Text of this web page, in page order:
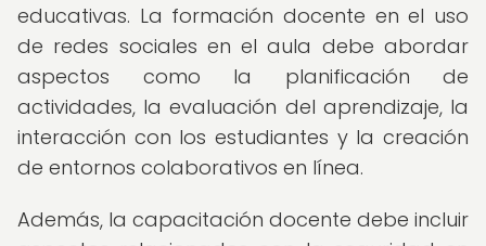
educativas. La formación docente en el uso
de redes sociales en el aula debe abordar
aspectos como la planificación de
actividades, la evaluación del aprendizaje, la
interacción con los estudiantes y la creación
de entornos colaborativos en línea.
Además, la capacitación docente debe incluir